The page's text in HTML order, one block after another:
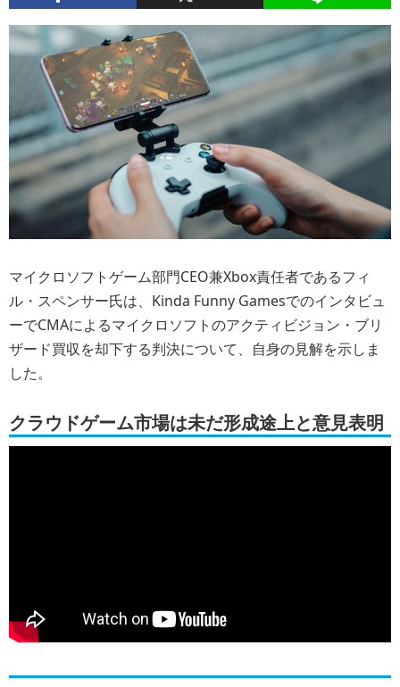
マイクロソフトゲーム部門CEO兼Xbox責任者であるフィ
ル・スペンサー氏は、Kinda Funny Gamesでのインタビュ
ーでCMAによるマイクロソフトのアクティビジョン・ブリ
ザード買収を却下する判決について、自身の見解を示しま
した。
クラウドゲーム市場は未だ形成途上と意見表明